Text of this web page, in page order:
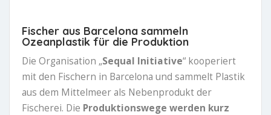
Fischer aus Barcelona sammeln
Ozeanplastik für die Produktion
Die Organisation „Sequal Initiative“ kooperiert
mit den Fischern in Barcelona und sammelt Plastik
aus dem Mittelmeer als Nebenprodukt der
Fischerei. Die Produktionswege werden kurz